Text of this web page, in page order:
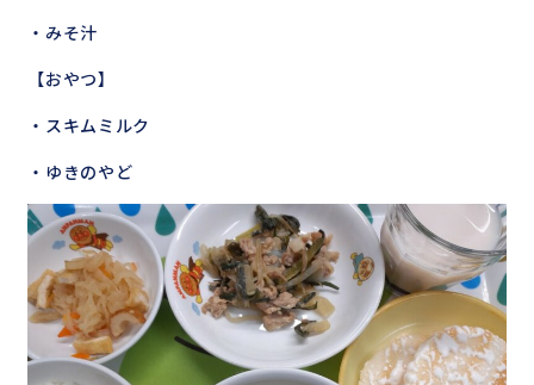
・みそ汁
【おやつ】
・スキムミルク
・ゆきのやど